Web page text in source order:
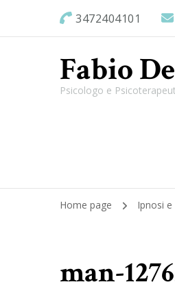
3472404101
Fabio
Psicologo e
Home page Ipnosi e
man-